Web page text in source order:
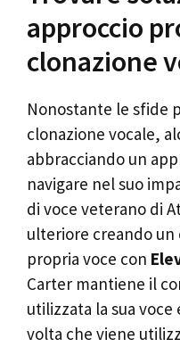
approccio
clonazione
Nonostante le sfide
clonazione vocale,
abbracciando un
navigare nel suo
di voce veterano di
ulteriore creando
propria voce con
Carter mantiene il
utilizzata la sua
volta che viene